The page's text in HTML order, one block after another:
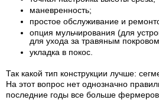
маневренность;
простое обслуживание и
опция мульчирования (для
для ухода за травяным
укладка в покос.
Так какой тип конструкции лучше:
На этот вопрос нет однозначно
последние годы все больше